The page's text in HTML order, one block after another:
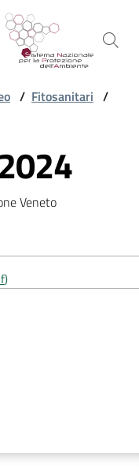
/ Fitosanitari /
Veneto
)